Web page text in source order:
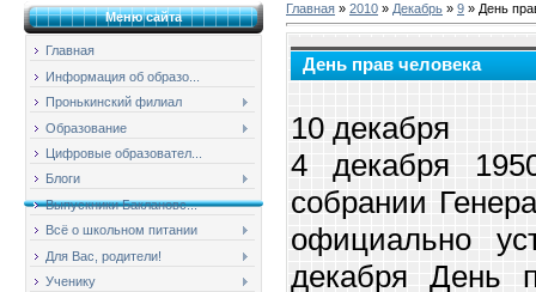
Меню сайта
Главная
Информация об образо...
Пронькинский филиал
Образование
Цифровые образовател...
Блоги
Выпускники Баклановс...
Всё о школьном питании
Для Вас, родители!
Ученику
Главная » 2010 » Декабрь » 9 » День
День прав человека
10 декабря
4 декабря
собрании
официально
декабря День